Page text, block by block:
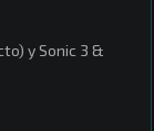
y Sonic 3 &